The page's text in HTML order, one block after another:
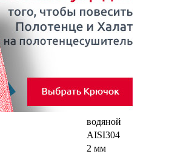
водяной
AISI304
2 мм